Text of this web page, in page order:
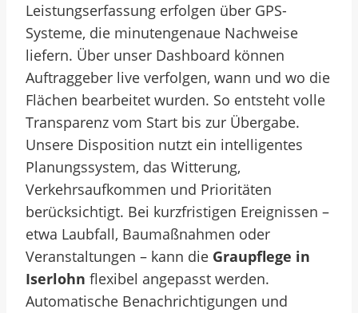
Leistungserfassung erfolgen über GPS-
Systeme, die minutengenaue Nachweise
liefern. Über unser Dashboard können
Auftraggeber live verfolgen, wann und wo die
Flächen bearbeitet wurden. So entsteht volle
Transparenz vom Start bis zur Übergabe.
Unsere Disposition nutzt ein intelligentes
Planungssystem, das Witterung,
Verkehrsaufkommen und Prioritäten
berücksichtigt. Bei kurzfristigen Ereignissen –
etwa Laubfall, Baumaßnahmen oder
Veranstaltungen – kann die Graupflege in
Iserlohn flexibel angepasst werden.
Automatische Benachrichtigungen und